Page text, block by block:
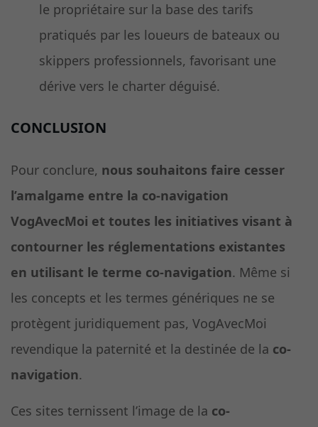
le propriétaire sur la base des tarifs
pratiqués par les loueurs de bateaux ou
skippers professionnels, favorisant une
dérive vers le charter déguisé.
CONCLUSION
Pour conclure, nous souhaitons faire cesser
l’amalgame entre la co-navigation
VogAvecMoi et toutes les initiatives visant à
contourner les réglementations existantes
en utilisant le terme co-navigation. Même si
les concepts et les termes génériques ne se
protègent juridiquement pas, VogAvecMoi
revendique la paternité et la destinée de la co-
navigation.
Ces sites ternissent l’image de la co-